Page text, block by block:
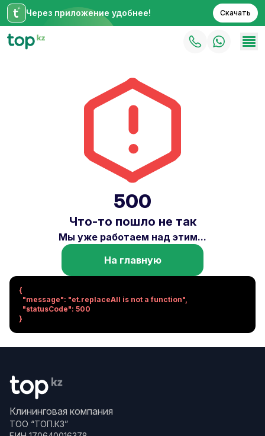
Через приложение удобнее! Скачать
500
Что-то пошло не так
Мы уже работаем над этим...
На главную
{
}
Клининговая компания
ТОО “ТОП.КЗ”